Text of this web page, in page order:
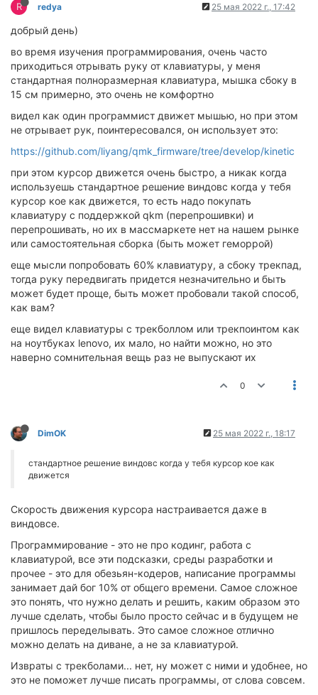
R redya 25 мая 2022 г., 17:42
добрый день)
во время изучения программирования, очень часто
приходиться отрывать руку от клавиатуры, у меня
стандартная полноразмерная клавиатура, мышка сбоку в
15 см примерно, это очень не комфортно
видел как один программист движет мышью, но при этом
не отрывает рук, поинтересовался, он использует это:
https://github.com/liyang/qmk_firmware/tree/develop/kinetic
при этом курсор движется очень быстро, а никак когда
используешь стандартное решение виндовс когда у тебя
курсор кое как движется, то есть надо покупать
клавиатуру с поддержкой qkm (перепрошивки) и
перепрошивать, но их в массмаркете нет на нашем рынке
или самостоятельная сборка (быть может геморрой)
еще мысли попробовать 60% клавиатуру, а сбоку трекпад,
тогда руку передвигать придется незначительно и быть
может будет проще, быть может пробовали такой способ,
как вам?
еще видел клавиатуры с трекболлом или трекпоинтом как
на ноутбуках lenovo, их мало, но найти можно, но это
наверно сомнительная вещь раз не выпускают их
0
DimOK 25 мая 2022 г., 18:17
стандартное решение виндовс когда у тебя курсор кое как
движется
Скорость движения курсора настраивается даже в
виндовсе.
Программирование - это не про кодинг, работа с
клавиатурой, все эти подсказки, среды разработки и
прочее - это для обезьян-кодеров, написание программы
занимает дай бог 10% от общего времени. Самое сложное
это понять, что нужно делать и решить, каким образом это
лучше сделать, чтобы было просто сейчас и в будущем не
пришлось переделывать. Это самое сложное отлично
можно делать на диване, а не за клавиатурой.
Извраты с трекболами... нет, ну может с ними и удобнее, но
это не поможет лучше писать программы, от слова совсем.